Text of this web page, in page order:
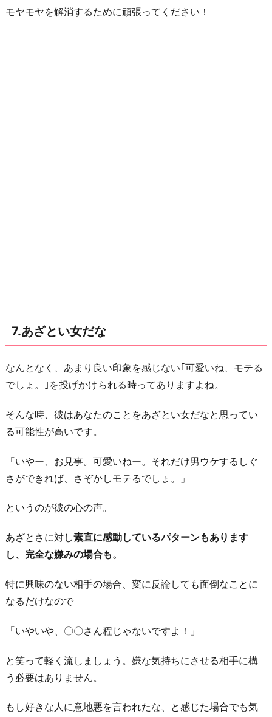
モヤモヤを解消するために頑張ってください！
7.あざとい女だな
なんとなく、あまり良い印象を感じない｢可愛いね、モテる
でしょ。｣を投げかけられる時ってありますよね。
そんな時、彼はあなたのことをあざとい女だなと思ってい
る可能性が高いです。
「いやー、お見事。可愛いねー。それだけ男ウケするしぐ
さができれば、さぞかしモテるでしょ。」
というのが彼の心の声。
あざとさに対し素直に感動しているパターンもあります
し、完全な嫌みの場合も。
特に興味のない相手の場合、変に反論しても面倒なことに
なるだけなので
「いやいや、〇〇さん程じゃないですよ！」
と笑って軽く流しましょう。嫌な気持ちにさせる相手に構
う必要はありません。
もし好きな人に意地悪を言われたな、と感じた場合でも気